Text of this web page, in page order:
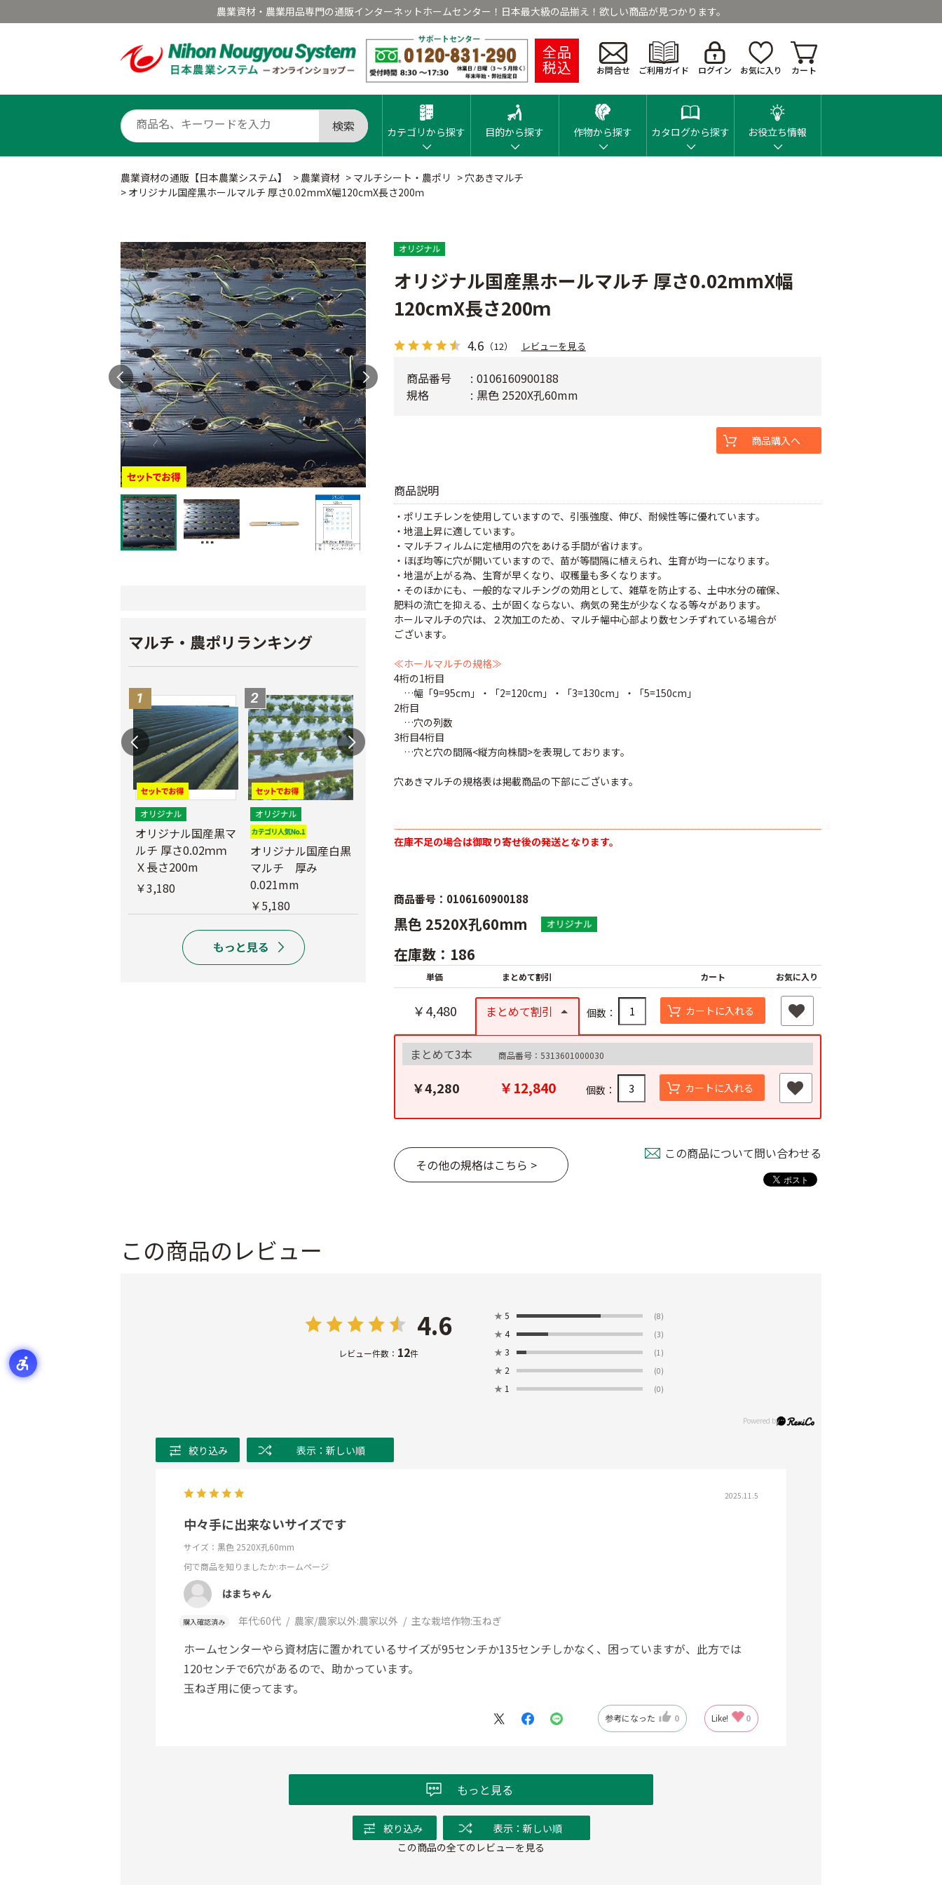
農業資材・農業用品専門の通販インターネットホームセンター！日本最大級の品揃え！欲しい商品が見つかります。
全品
税込 お問合せ ご利用ガイド ログイン お気に入り カート
検索 カテゴリから探す 目的から探す 作物から探す カタログから探す お役立ち情報
農業資材の通販【日本農業システム】 > 農業資材 > マルチシート・農ポリ > 穴あきマルチ
> オリジナル国産黒ホールマルチ 厚さ0.02mmX幅120cmX長さ200ｍ
マルチ・農ポリランキング
オリジナル国産黒マ
ルチ 厚さ0.02ｍｍ
Ｘ長さ200m
￥3,180
オリジナル国産白黒
マルチ 厚み
0.021mm
￥5,180
オリジナル国産銀黒
マルチ 厚さ
オリジナル国産黒ホ
ールマルチ 厚さ
￥4,180
ルチ 厚さ0.02ｍｍ
Ｘ長さ400ｍ
（農ポリ）透明マル
オリジナル国産黒ホールマルチ 厚さ0.02mmX幅
120cmX長さ200ｍ
4.6 （12） レビューを見る
商品説明
・ポリエチレンを使用していますので、引張強度、伸び、耐候性等に優れています。
・地温上昇に適しています。
・マルチフィルムに定植用の穴をあける手間が省けます。
・ほぼ均等に穴が開いていますので、苗が等間隔に植えられ、生育が均一になります。
・地温が上がる為、生育が早くなり、収穫量も多くなります。
・そのほかにも、一般的なマルチングの効用として、雑草を防止する、土中水分の確保、
肥料の流亡を抑える、土が固くならない、病気の発生が少なくなる等々があります。
ホールマルチの穴は、２次加工のため、マルチ幅中心部より数センチずれている場合が
ございます。
≪ホールマルチの規格≫
4桁の1桁目
…幅「9=95cm」・「2=120cm」・「3=130cm」・「5=150cm」
2桁目
…穴の列数
3桁目4桁目
…穴と穴の間隔<縦方向株間>を表現しております。
穴あきマルチの規格表は掲載商品の下部にございます。
在庫不足の場合は御取り寄せ後の発送となります。
商品番号
0106160900188
規格
黒色 2520X孔60mm
商品購入へ
商品番号：0106160900188
黒色 2520X孔60mm
在庫数：186
単価 まとめて割引 カート お気に入り
￥4,480 まとめて割引 個数： カートに入れる
まとめて3本 商品番号：5313601000030
￥4,280 ￥12,840 個数： カートに入れる
その他の規格はこちら >
この商品について問い合わせる
この商品のレビュー
4.6
レビュー件数： 12件
★ 5 (8)
★ 4 (3)
★ 3 (1)
★ 2 (0)
★ 1 (0)
絞り込み 表示：新しい順
2025.11.5
中々手に出来ないサイズです
サイズ：黒色 2520X孔60mm
何で商品を知りましたか:ホームページ
はまちゃん
購入確認済み 年代:60代 農家/農家以外:農家以外 主な栽培作物:玉ねぎ
ホームセンターやら資材店に置かれているサイズが95センチか135センチしかなく、困っていますが、此方では
120センチで6穴があるので、助かっています。
玉ねぎ用に使ってます。
参考になった 0 Like! 0
もっと見る
絞り込み
表示：新しい順
この商品の全てのレビューを見る